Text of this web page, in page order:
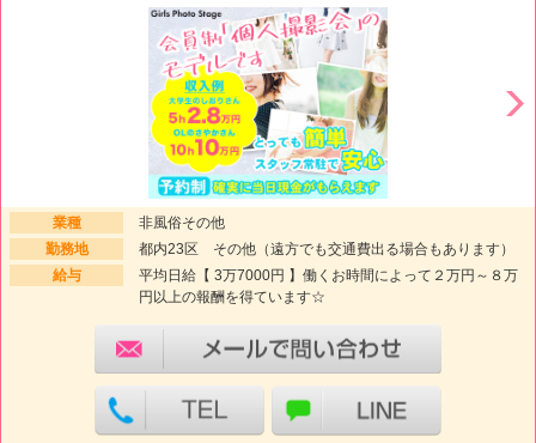
業種
非風俗その他
勤務地
都内23区 その他（遠方でも交通費出る場合もあります）
給与
平均日給【 3万7000円 】働くお時間によって２万円～８万
円以上の報酬を得ています☆